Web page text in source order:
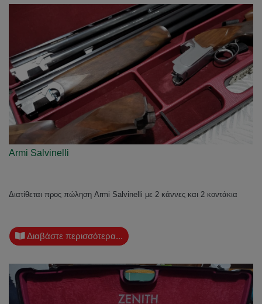
Armi Salvinelli
Διατίθεται προς πώληση Armi Salvinelli με 2 κάννες και 2 κοντάκια
Διαβάστε περισσότερα...